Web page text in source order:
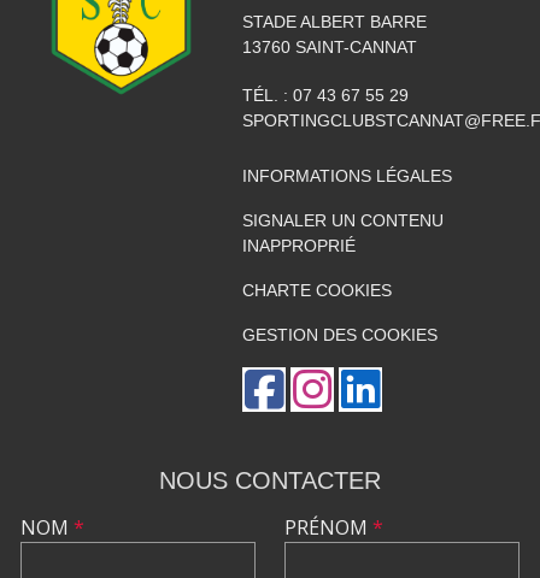
STADE ALBERT BARRE
13760 SAINT-CANNAT
TÉL. : 07 43 67 55 29
INFORMATIONS LÉGALES
SIGNALER UN CONTENU
INAPPROPRIÉ
CHARTE COOKIES
GESTION DES COOKIES
NOUS CONTACTER
NOM * PRÉNOM *